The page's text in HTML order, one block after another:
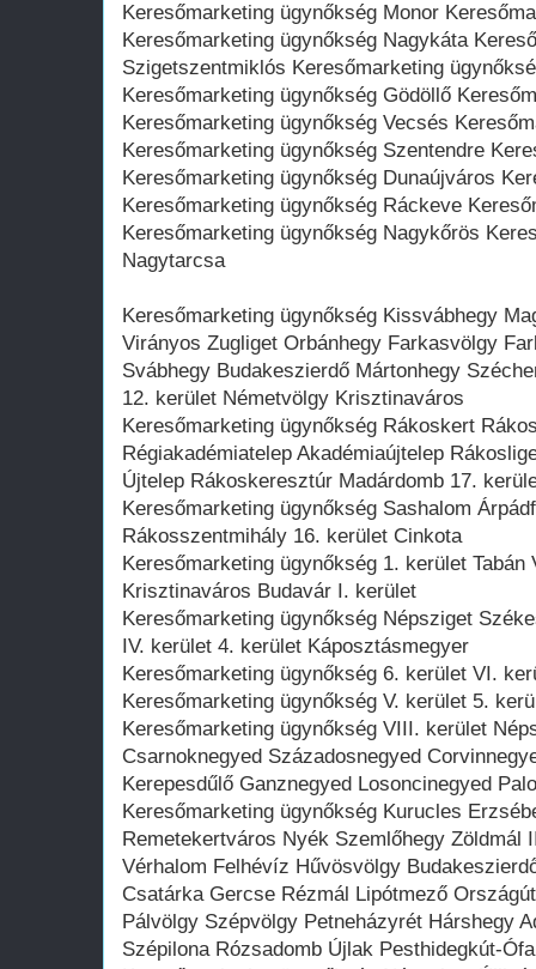
Keresőmarketing ügynőkség Monor
Keresőmarketing ügynőkség Nagykáta
Szigetszentmiklós Keresőmarketing
Keresőmarketing ügynőkség Gödöllő
Keresőmarketing ügynőkség Vecsés
Keresőmarketing ügynőkség Szentendre
Keresőmarketing ügynőkség Dunaújváros
Keresőmarketing ügynőkség Ráckeve
Keresőmarketing ügynőkség Nagykőrös
Nagytarcsa
Keresőmarketing ügynőkség Kissvábhegy
Virányos Zugliget Orbánhegy Farkasvölgy
Svábhegy Budakeszierdő Mártonhegy
12. kerület Németvölgy Krisztinaváros
Keresőmarketing ügynőkség Rákoskert
Régiakadémiatelep Akadémiaújtelep
Újtelep Rákoskeresztúr Madárdomb 17.
Keresőmarketing ügynőkség Sashalom
Rákosszentmihály 16. kerület Cinkota
Keresőmarketing ügynőkség 1. kerület
Krisztinaváros Budavár I. kerület
Keresőmarketing ügynőkség Népsziget
IV. kerület 4. kerület Káposztásmegyer
Keresőmarketing ügynőkség 6. kerület VI.
Keresőmarketing ügynőkség V. kerület 5.
Keresőmarketing ügynőkség VIII. kerület
Csarnoknegyed Századosnegyed
Kerepesdűlő Ganznegyed Losoncinegyed
Keresőmarketing ügynőkség Kurucles
Remetekertváros Nyék Szemlőhegy Zöldmál
Vérhalom Felhévíz Hűvösvölgy
Csatárka Gercse Rézmál Lipótmező
Pálvölgy Szépvölgy Petneházyrét Hárshegy
Szépilona Rózsadomb Újlak Pesthidegkút-